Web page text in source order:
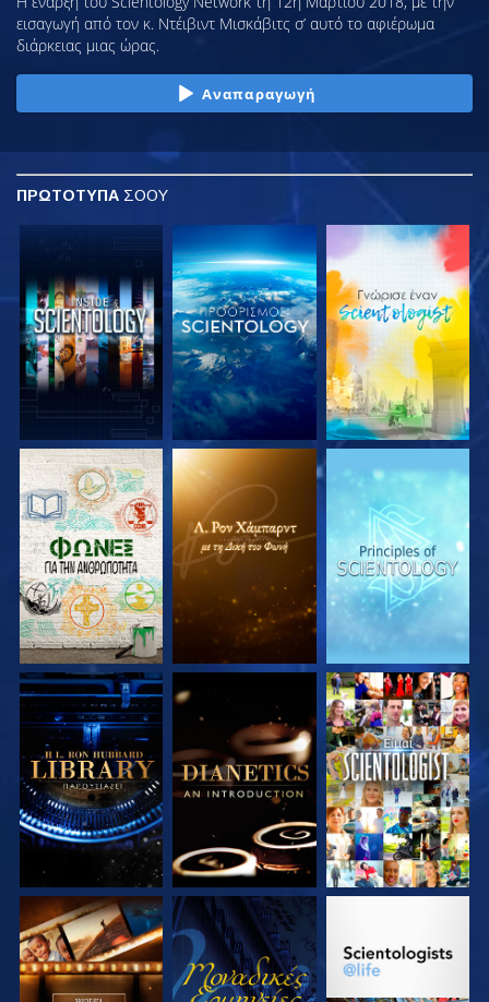
εισαγωγή από τον κ. Ντέιβιντ Μισκάβιτς σ’ αυτό το αφιέρωμα
διάρκειας μιας ώρας.
Αναπαραγωγή
ΠΡΩΤΟΤΥΠΑ ΣΟΟΥ
ΕΞΕΡΕΥΝΗΣΤΕ ΤΗ
ΣΕΙΡΑ
ΕΞΕΡΕΥΝΗΣΤΕ ΤΗ
ΣΕΙΡΑ
ΕΞΕΡΕΥΝΗΣΤΕ ΤΗ
ΣΕΙΡΑ
ΕΞΕΡΕΥΝΗΣΤΕ ΤΗ
ΣΕΙΡΑ
ΕΞΕΡΕΥΝΗΣΤΕ ΤΗ
ΣΕΙΡΑ
ΠΑΡΑΚΟΛΟΥΘΗΣΤΕ
ΕΞΕΡΕΥΝΗΣΤΕ ΤΗ
ΣΕΙΡΑ
ΠΑΡΑΚΟΛΟΥΘΗΣΤΕ
ΕΞΕΡΕΥΝΗΣΤΕ ΤΗ